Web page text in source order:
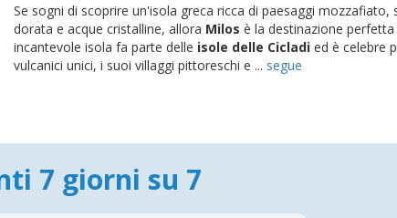
Se sogni di scoprire un'isola greca ricca di paesaggi mozzafiato,
dorata e acque cristalline, allora Milos è la destinazione
incantevole isola fa parte delle isole delle Cicladi ed è celebre
vulcanici unici, i suoi villaggi pittoreschi e ... segue
7 giorni su 7